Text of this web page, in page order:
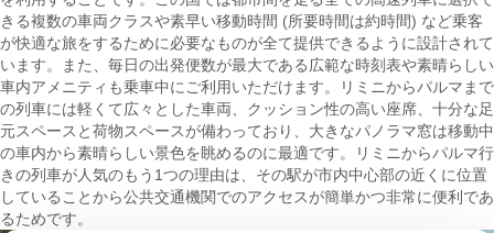
きる複数の車両クラスや素早い移動時間 (所要時間は約時間) など乗客
が快適な旅をするために必要なものが全て提供できるように設計されて
います。また、毎日の出発便数が最大である広範な時刻表や素晴らしい
車内アメニティも乗車中にご利用いただけます。リミニからパルマまで
の列車には軽くて広々とした車両、クッション性の高い座席、十分な足
元スペースと荷物スペースが備わっており、大きなパノラマ窓は移動中
の車内から素晴らしい景色を眺めるのに最適です。リミニからパルマ行
きの列車が人気のもう1つの理由は、その駅が市内中心部の近くに位置
していることから公共交通機関でのアクセスが簡単かつ非常に便利であ
るためです。